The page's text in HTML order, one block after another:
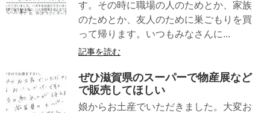
す。その時に職場の人のためとか、家族
のためとか、友人のために巣ごもりを買
って帰ります。いつもみなさんに...
記事を読む
ぜひ滋賀県のスーパーで物産展など
で販売してほしい
娘からお土産でいただきました。大変お